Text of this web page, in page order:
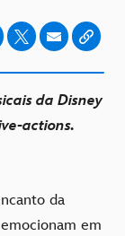
da Disney
actions.
da
em